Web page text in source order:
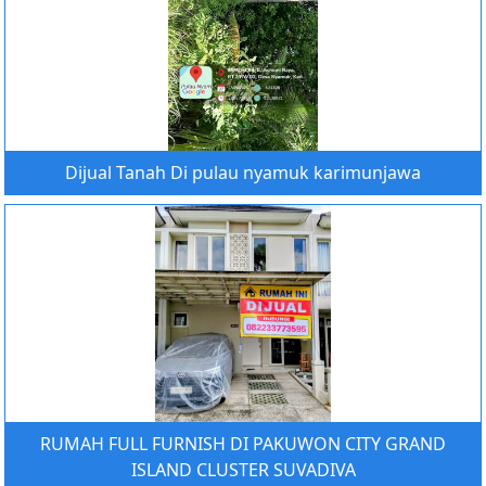
Dijual Tanah Di pulau nyamuk karimunjawa
RUMAH FULL FURNISH DI PAKUWON CITY GRAND
ISLAND CLUSTER SUVADIVA